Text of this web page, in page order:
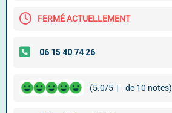
FERMÉ ACTUELLEMENT
(5.0/5 | - de 10 notes)